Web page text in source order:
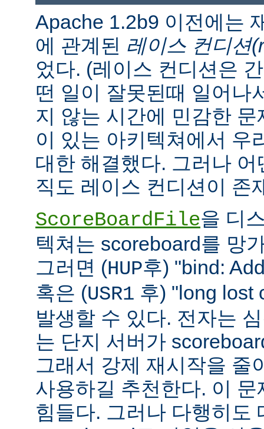
Apache 1.2b9 이전에는
에 관계된 레이스 컨디션
었다. (레이스 컨디션은
떤 일이 잘못된때 일어나
지 않는 시간에 민감한
이 있는 아키텍쳐에서 우
대한 해결했다. 그러나
직도 레이스 컨디션이 존
ScoreBoardFile을 디
텍쳐는 scoreboard를 망
그러면 (HUP후) "bind:
혹은 (USR1 후) "long lost
발생할 수 있다. 전자는
는 단지 서버가
그래서 강제 재시작을 줄
사용하길 추천한다. 이
힘들다. 그러나 다행히도